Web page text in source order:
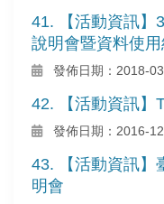
41. 【活動資訊】
說明會暨資料使
發佈日期：2018-
42. 【活動資訊】
發佈日期：2016-
43. 【活動資訊】
明會